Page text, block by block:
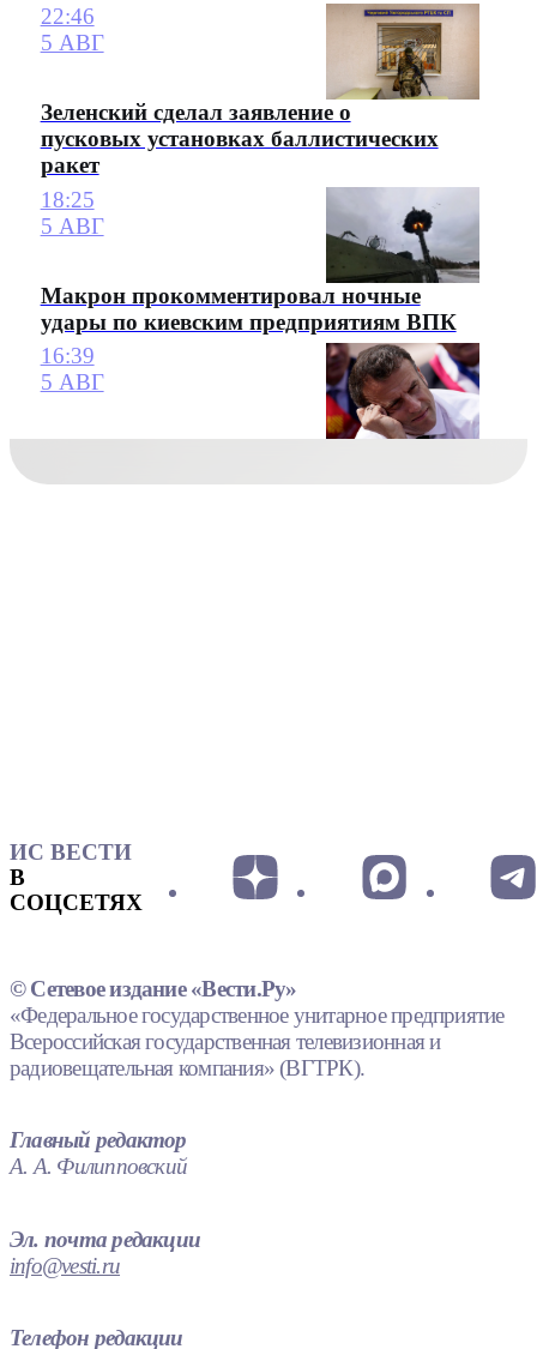
22:46
5 АВГ
Зеленский сделал заявление о
пусковых установках баллистических
ракет
18:25
5 АВГ
Макрон прокомментировал ночные
удары по киевским предприятиям ВПК
16:39
5 АВГ
ИС ВЕСТИ
В
СОЦСЕТЯХ
© Сетевое издание «Вести.Ру»
«Федеральное государственное унитарное предприятие
Всероссийская государственная телевизионная и
радиовещательная компания» (ВГТРК).
Главный редактор
А. А. Филипповский
Эл. почта редакции
info@vesti.ru
Телефон редакции